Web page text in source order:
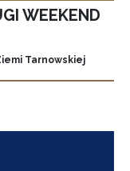
WEEKEND
Tarnowskiej